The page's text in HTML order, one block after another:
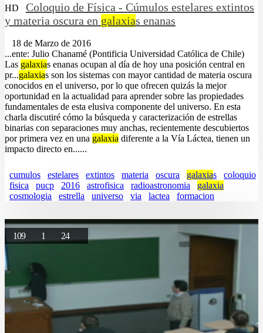
HD
Coloquio de Física - Cúmulos estelares extintos
y materia oscura en galaxias enanas
18 de Marzo de 2016
...ente: Julio Chanamé (Pontificia Universidad Católica de Chile)
Las galaxias enanas ocupan al día de hoy una posición central en
pr...galaxias son los sistemas con mayor cantidad de materia oscura
conocidos en el universo, por lo que ofrecen quizás la mejor
oportunidad en la actualidad para aprender sobre las propiedades
fundamentales de esta elusiva componente del universo. En esta
charla discutiré cómo la búsqueda y caracterización de estrellas
binarias con separaciones muy anchas, recientemente descubiertos
por primera vez en una galaxia diferente a la Vía Láctea, tienen un
impacto directo en......
cumulos estelares extintos materia oscura galaxias
coloquio
fisica
pucp 2016 astrofisica radioastronomia
galaxia
cosmologia
estrella universo via lactea formacion
109 1 24